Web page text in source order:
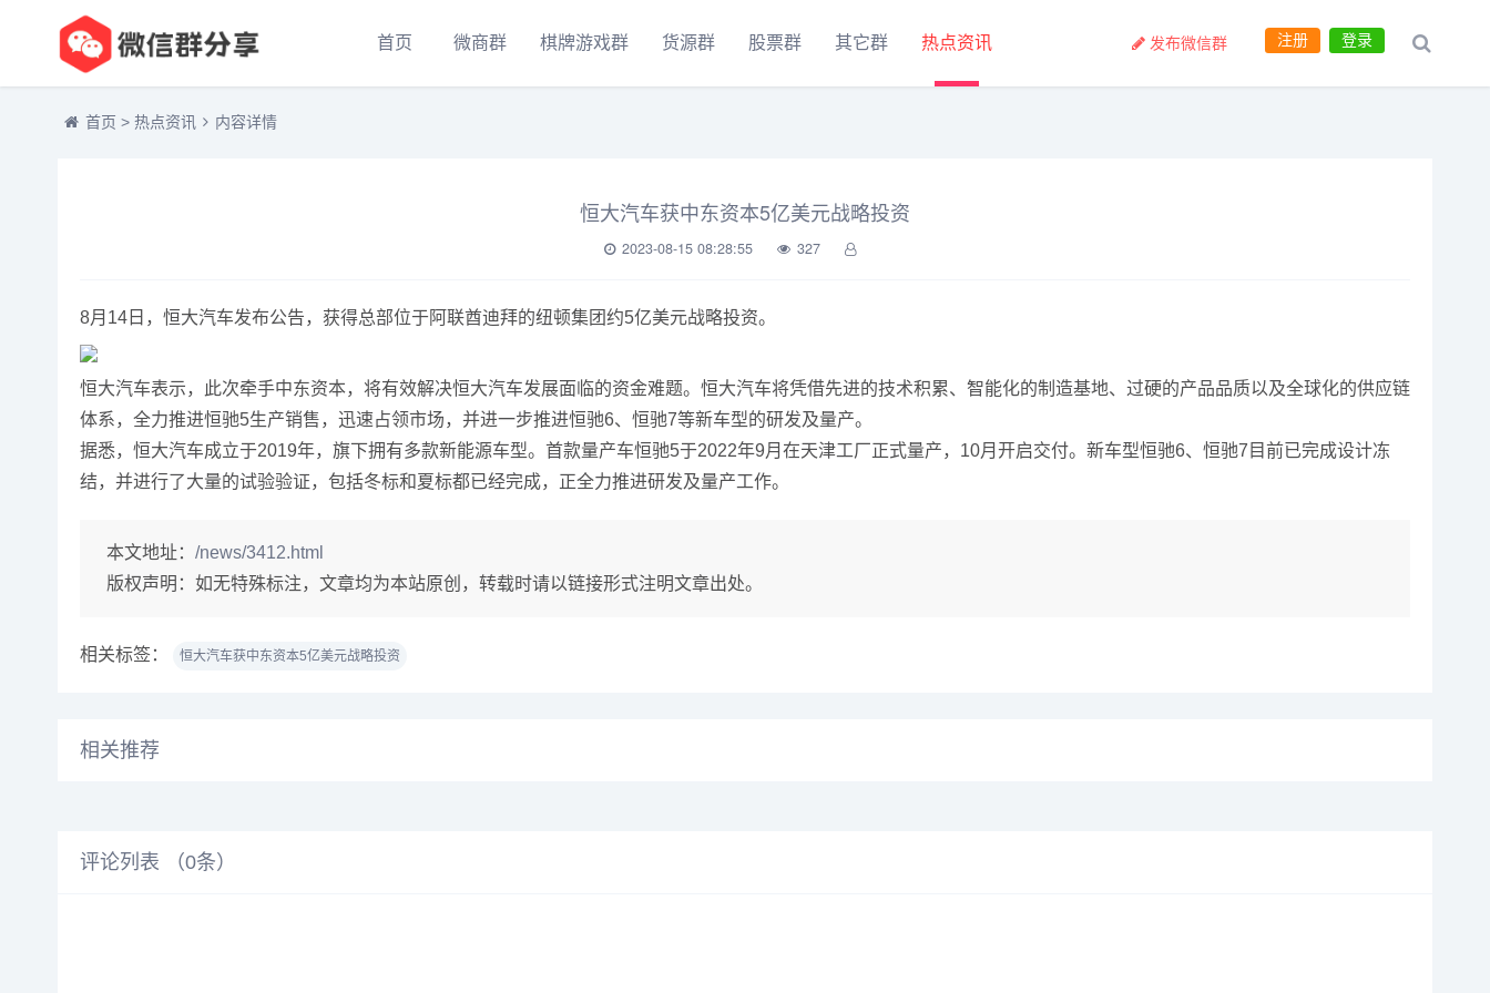
首页 微商群 棋牌游戏群 货源群 股票群 其它群 热点资讯 登录
注册
发布微信群
首页 > 热点资讯 内容详情
恒大汽车获中东资本5亿美元战略投资
2023-08-15 08:28:55 327
8月14日，恒大汽车发布公告，获得总部位于阿联酋迪拜的纽顿集团约5亿美元战略投资。
恒大汽车表示，此次牵手中东资本，将有效解决恒大汽车发展面临的资金难题。恒大汽车将凭借先进的技术积累、智能化的制造基地、过硬的产品品质以及全球化的供应链
体系，全力推进恒驰5生产销售，迅速占领市场，并进一步推进恒驰6、恒驰7等新车型的研发及量产。
据悉，恒大汽车成立于2019年，旗下拥有多款新能源车型。首款量产车恒驰5于2022年9月在天津工厂正式量产，10月开启交付。新车型恒驰6、恒驰7目前已完成设计冻
结，并进行了大量的试验验证，包括冬标和夏标都已经完成，正全力推进研发及量产工作。
本文地址： /news/3412.html
版权声明： 如无特殊标注，文章均为本站原创，转载时请以链接形式注明文章出处。
相关标签： 恒大汽车获中东资本5亿美元战略投资
相关推荐
评论列表 （0条）